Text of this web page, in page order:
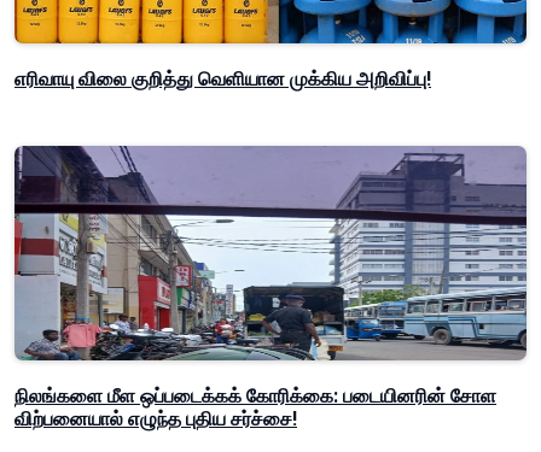
எரிவாயு விலை குறித்து வெளியான முக்கிய அறிவிப்பு!
நிலங்களை மீள ஒப்படைக்கக் கோரிக்கை: படையினரின் சோள
விற்பனையால் எழுந்த புதிய சர்ச்சை!